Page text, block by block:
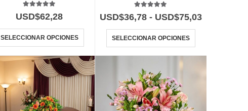
out of 5
USD$62,28
SELECCIONAR OPCIONES
USD$36,78 - USD$75,03
SELECCIONAR OPCIONES